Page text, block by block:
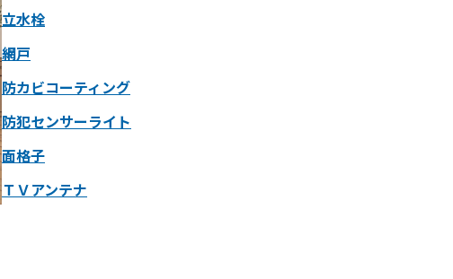
立水栓
網戸
防カビコーティング
防犯センサーライト
面格子
ＴＶアンテナ